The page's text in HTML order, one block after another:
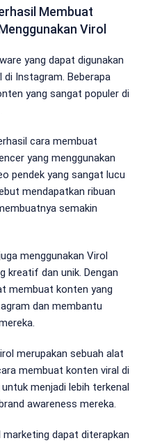
Membuat
Virol
yang dapat digunakan
Instagram. Beberapa
yang sangat populer di
cara membuat
yang menggunakan
pendek yang sangat lucu
mendapatkan ribuan
semakin
menggunakan Virol
kreatif dan unik. Dengan
membuat konten yang
dan membantu
merupakan sebuah alat
membuat konten viral di
menjadi lebih terkenal
awareness mereka.
dapat diterapkan